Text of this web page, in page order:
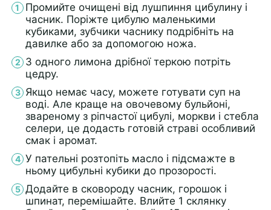
Промийте очищені від лушпиння цибулину і
часник. Поріжте цибулю маленькими
кубиками, зубчики часнику подрібніть на
давилке або за допомогою ножа.
З одного лимона дрібної теркою потріть
цедру.
Якщо немає часу, можете готувати суп на
воді. Але краще на овочевому бульйоні,
звареному з ріпчастої цибулі, моркви і стебла
селери, це додасть готовій страві особливий
смак і аромат.
У пательні розтопіть масло і підсмажте в
ньому цибульні кубики до прозорості.
Додайте в сковороду часник, горошок і
шпинат, перемішайте. Влийте 1 склянку